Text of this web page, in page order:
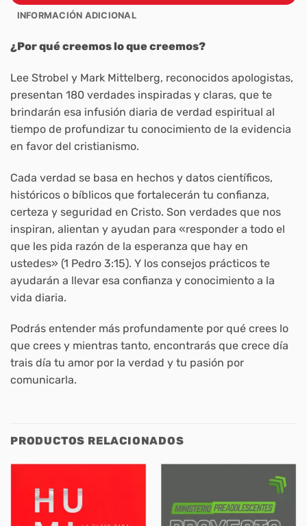
INFORMACIÓN ADICIONAL
¿Por qué creemos lo que creemos?
Lee Strobel y Mark Mittelberg, reconocidos apologistas,
presentan 180 verdades inspiradas y claras, que te
brindarán esa infusión diaria de verdad espiritual al
tiempo de profundizar tu conocimiento de la evidencia
en favor del cristianismo.
Cada verdad se basa en hechos y datos científicos,
históricos o bíblicos que fortalecerán tu confianza,
certeza y seguridad en Cristo. Son verdades que nos
inspiran, alientan y ayudan para «responder a todo el
que les pida razón de la esperanza que hay en
ustedes» (1 Pedro 3:15). Y los consejos prácticos te
ayudarán a llevar esa confianza y conocimiento a la
vida diaria.
Podrás entender más profundamente por qué crees lo
que crees y mientras tanto, encontrarás que crece día
trais día tu amor por la verdad y tu pasión por
comunicarla.
PRODUCTOS RELACIONADOS